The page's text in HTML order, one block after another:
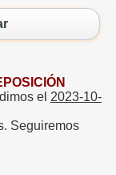
el 2023-10-
Seguiremos